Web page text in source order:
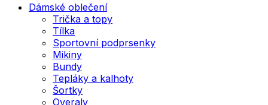
Dámské oblečení
Trička a topy
Tílka
Sportovní podprsenky
Mikiny
Bundy
Tepláky a kalhoty
Šortky
Overaly